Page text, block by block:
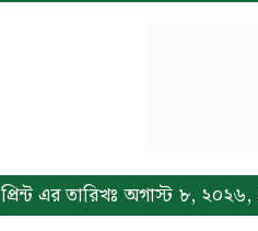
প্রিন্ট এর তারিখঃ অগাস্ট ৮,